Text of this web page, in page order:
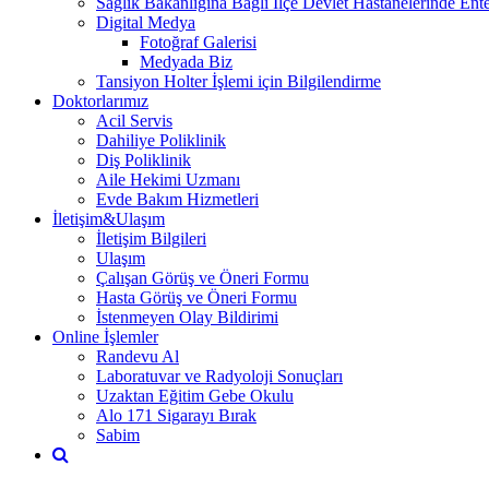
Digital Medya
Fotoğraf Galerisi
Medyada Biz
Tansiyon Holter İşlemi için Bilgilendirme
Doktorlarımız
Acil Servis
Dahiliye Poliklinik
Diş Poliklinik
Aile Hekimi Uzmanı
Evde Bakım Hizmetleri
İletişim&Ulaşım
İletişim Bilgileri
Ulaşım
Çalışan Görüş ve Öneri Formu
Hasta Görüş ve Öneri Formu
İstenmeyen Olay Bildirimi
Online İşlemler
Randevu Al
Laboratuvar ve Radyoloji Sonuçları
Uzaktan Eğitim Gebe Okulu
Alo 171 Sigarayı Bırak
Sabim